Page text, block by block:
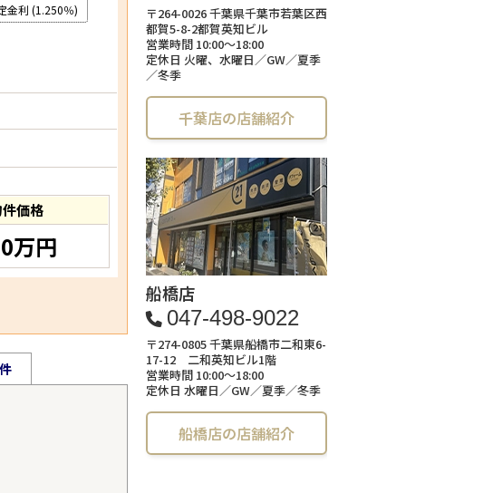
金利 (1.250％)
価格
万円
〒264-0026 千葉県千葉市若葉区西
都賀5-8-2都賀英知ビル
営業時間 10:00～18:00
定休日 火曜、水曜日／GW／夏季
／冬季
千葉店の店舗紹介
船橋店
047-498-9022
〒274-0805 千葉県船橋市二和東6-
17-12 二和英知ビル1階
営業時間 10:00～18:00
定休日 水曜日／GW／夏季／冬季
船橋店の店舗紹介